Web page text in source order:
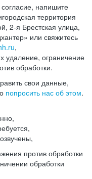
напишите
территория
2-я Брестская улица,
или свяжитесь
,
удаление, ограничение
обработки.
свои данные,
попросить нас об этом.
против обработки
обработки